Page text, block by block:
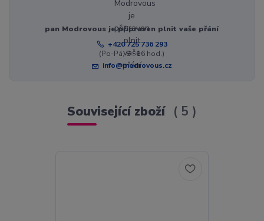
pan Modrovous je připraven plnit vaše přání
+420 725 736 293
(Po-Pá, 8 - 16 hod.)
info@modrovous.cz
Související zboží 5